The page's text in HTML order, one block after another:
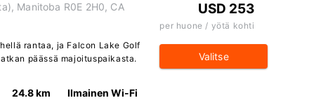
Manitoba R0E 2H0, CA
rantaa, ja Falcon Lake Golf
päässä majoituspaikasta.
24.8 km Ilmainen Wi-Fi
USD 253
per huone / yötä kohti
Valitse